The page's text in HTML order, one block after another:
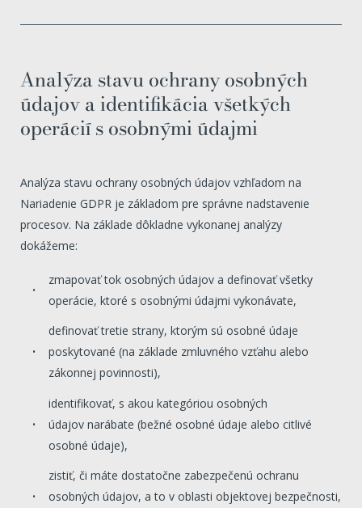
Analýza stavu ochrany osobných
údajov a identifikácia všetkých
operácií s osobnými údajmi
Analýza stavu ochrany osobných údajov vzhľadom na
Nariadenie GDPR je základom pre správne nadstavenie
procesov. Na základe dôkladne vykonanej analýzy
dokážeme:
zmapovať tok osobných údajov a definovať všetky
operácie, ktoré s osobnými údajmi vykonávate,
definovať tretie strany, ktorým sú osobné údaje
poskytované (na základe zmluvného vzťahu alebo
zákonnej povinnosti),
identifikovať, s akou kategóriou osobných
údajov narábate (bežné osobné údaje alebo citlivé
osobné údaje),
zistiť, či máte dostatočne zabezpečenú ochranu
osobných údajov, a to v oblasti objektovej bezpečnosti,